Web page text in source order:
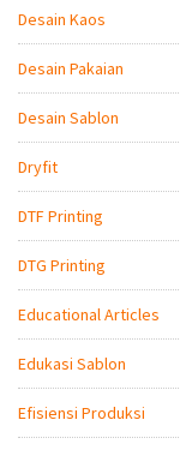
Desain Kaos
Desain Pakaian
Desain Sablon
Dryfit
DTF Printing
DTG Printing
Educational Articles
Edukasi Sablon
Efisiensi Produksi